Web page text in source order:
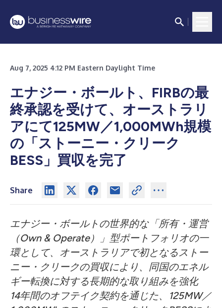
Aug 7, 2025 4:12 PM Eastern Daylight Time
エナジー・ボールト、FIRBの最
終承認を受けて、オーストラリ
アにて125MW／1,000MWh規模
の「ストーニー・クリーク
BESS」買収を完了
Share
エナジー・ボールトの世界的な「所有・運営
（Own & Operate）」型ポートフォリオの一
環として、オーストラリアで初となるストー
ニー・クリークの買収により、同国のエネル
ギー転換に対する長期的な取り組みを強化
14年間のオフテイク契約を通じた、125MW／